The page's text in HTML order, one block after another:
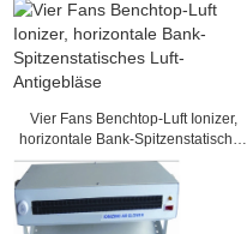
Vier Fans Benchtop-Luft Ionizer,
horizontale Bank-Spitzenstatisches
Luft-Antigebläse